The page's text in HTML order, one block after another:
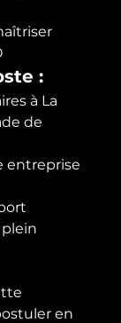
:
à La
de
entreprise
en